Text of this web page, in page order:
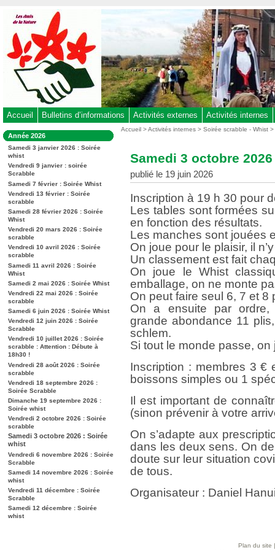
au
contenu
-
Aller
au
menu
-
à
la
recherche
Accueil Bulletins d’informations Activités externes Activités internes
Dans
la
rubrique
:
Année 2026
Samedi 3 janvier 2026 : Soirée
whist
Vendredi 9 janvier : soirée
Scrabble
Samedi 7 février : Soirée Whist
Vendredi 13 février : Soirée
scrabble
Samedi 28 février 2026 : Soirée
Whist
Vendredi 20 mars 2026 : Soirée
scrabble
Vendredi 10 avril 2026 : Soirée
scrabble
Samedi 11 avril 2026 : Soirée
Whist
Samedi 2 mai 2026 : Soirée Whist
Vendredi 22 mai 2026 : Soirée
scrabble
Samedi 6 juin 2026 : Soirée Whist
Vendredi 12 juin 2026 : Soirée
Scrabble
Vendredi 10 juillet 2026 : Soirée
scrabble : Attention : Débute à
18h30 !
Vendredi 28 août 2026 : Soirée
scrabble
Vendredi 18 septembre 2026 :
Soirée Scrabble
Dimanche 19 septembre 2026 :
Soirée whist
Vendredi 2 octobre 2026 : Soirée
scrabble
Samedi 3 octobre 2026 : Soirée
whist
Vendredi 6 novembre 2026 : Soirée
Scrabble
Samedi 14 novembre 2026 : Soirée
whist
Vendredi 11 décembre : Soirée
Scrabble
Samedi 12 décembre : Soirée
whist
Vous
Accueil >Activités internes >Soirée scrabble - Whist >
Samedi 3 octobre
publié le 19 juin 2026
Inscription à 19 h 30 pour
Les tables sont formées
en fonction des résultats.
Les manches sont jouées
On joue pour le plaisir, il
Un classement est fait
On joue le Whist
emballage, on ne monte
On peut faire seul 6, 7 et 8
On a ensuite par ordre,
grande abondance 11
schlem.
Si tout le monde passe,
Inscription : membres 3 €
boissons simples ou 1
Il est important de
(sinon prévenir à votre
On s’adapte aux
dans les deux sens. On
doute sur leur situation
de tous.
Organisateur : Daniel
Plan du site